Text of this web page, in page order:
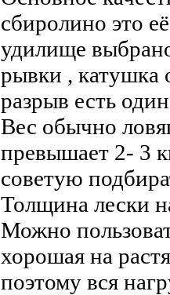
сбиролино это
удилище
рывки , катушка
разрыв есть
Вес обычно
превышает 2- 3
советую
Толщина лески
Можно
хорошая на
поэтому вся